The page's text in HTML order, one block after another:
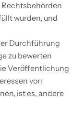
wurden, und
Durchführung
zu bewerten
Veröffentlichung
von
ist es, andere